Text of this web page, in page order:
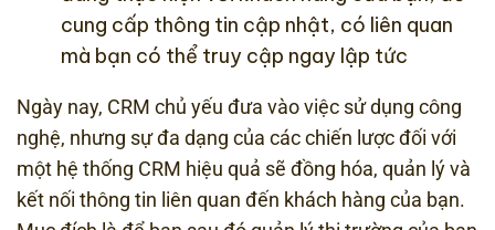
cung cấp thông tin cập nhật, có liên quan
mà bạn có thể truy cập ngay lập tức
Ngày nay, CRM chủ yếu đưa vào việc sử dụng công
nghệ, nhưng sự đa dạng của các chiến lược đối với
một hệ thống CRM hiệu quả sẽ đồng hóa, quản lý và
kết nối thông tin liên quan đến khách hàng của bạn.